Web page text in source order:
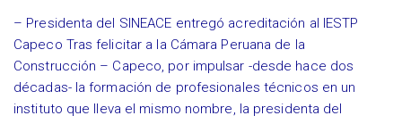
– Presidenta del SINEACE entregó acreditación al IESTP
Capeco Tras felicitar a la Cámara Peruana de la
Construcción – Capeco, por impulsar -desde hace dos
décadas- la formación de profesionales técnicos en un
instituto que lleva el mismo nombre, la presidenta del